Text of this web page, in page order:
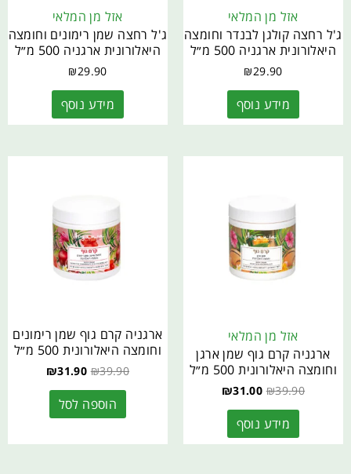
אזל מן המלאי
ג'ל רחצה קולגן לבנדר וחומצה
היאלורונית ארגניה 500 מ״ל
₪29.90
מידע נוסף
אזל מן המלאי
ג'ל רחצה שמן רימונים וחומצה
היאלורונית ארגניה 500 מ״ל
₪29.90
מידע נוסף
אזל מן המלאי
ארגניה קרם גוף שמן ארגן
וחומצה היאלורונית 500 מ״ל
₪39.90
₪31.00
מידע נוסף
ארגניה קרם גוף שמן רימונים
וחומצה היאלורונית 500 מ״ל
₪39.90
₪31.90
הוספה לסל